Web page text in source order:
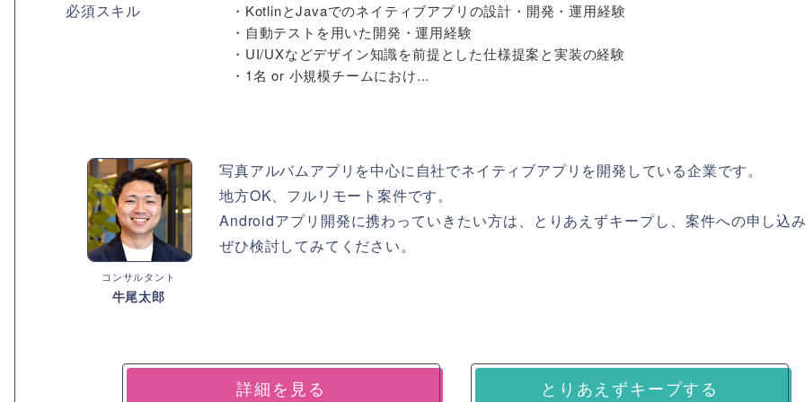
必須スキル
・KotlinとJavaでのネイティブアプリの設計・開発・運用経験
・自動テストを用いた開発・運用経験
・UI/UXなどデザイン知識を前提とした仕様提案と実装の経験
・1名 or 小規模チームにおけ...
コンサルタント
牛尾太郎
写真アルバムアプリを中心に自社でネイティブアプリを開発している企業です。
地方OK、フルリモート案件です。
Androidアプリ開発に携わっていきたい方は、とりあえずキープし、案件への申し込
ぜひ検討してみてください。
詳細を見る とりあえずキープする